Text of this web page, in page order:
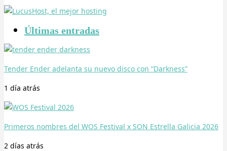
Últimas entradas
Tender Ender adelanta su nuevo disco con “Darkness”
1 día atrás
Primeros nombres del WOS Festival x SON Estrella Galicia 2026
2 días atrás